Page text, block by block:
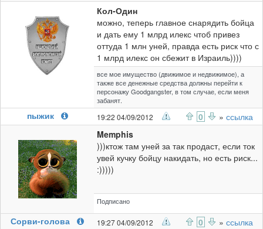
Кол-Один
можно, теперь главное снарядить бойца
и дать ему 1 млрд илекс чтоб привез
оттуда 1 млн уней, правда есть риск что с
1 млрд илекс он сбежит в Израиль))))
все мое имущество (движимое и недвижимое), а
также все денежные средства должны перейти к
персонажу Goodgangster, в том случае, если меня
забанят.
пыжик 19:22 04/09/2012 0 » ссылка
Memphis
)))ктож там уней за так продаст, если ток
увей кучку бойцу накидать, но есть риск...
:)))))
Подписано
Сорви-голова 19:27 04/09/2012 0 » ссылка